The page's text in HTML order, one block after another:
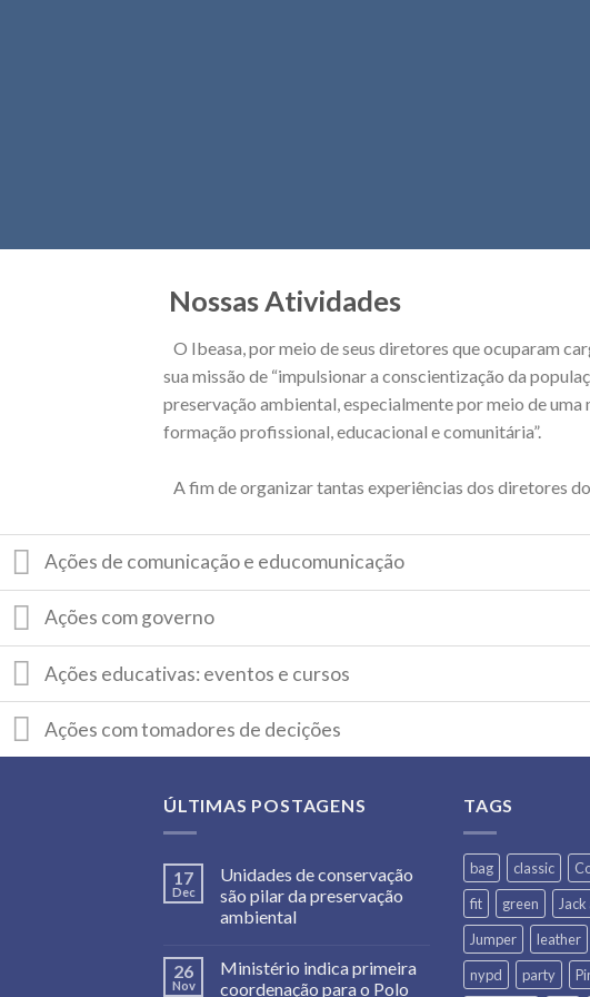
Nossas Atividades
O Ibeasa, por meio de seus diretores que ocuparam
sua missão de “impulsionar a conscientização da
preservação ambiental, especialmente por meio de
formação profissional, educacional e comunitária”.
A fim de organizar tantas experiências dos diretores
Ações de comunicação e educomunicação
Ações com governo
Ações educativas: eventos e cursos
Ações com tomadores de decições
ÚLTIMAS POSTAGENS
17
Dec
Unidades de conservação
são pilar da preservação
ambiental
26
Nov
Ministério indica primeira
coordenação para o Polo
TAGS
bag classic
fit
green
Jumper
leather
nypd
party